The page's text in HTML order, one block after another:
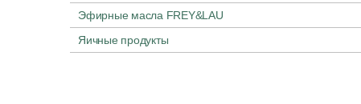
Эфирные масла FREY&LAU
Яичные продукты